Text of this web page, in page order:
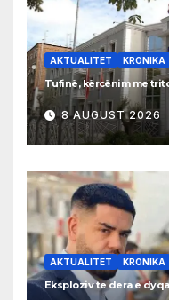
AKTUALITET KRONIKA
Tufinë, kërcënim me
8 AUGUST 2026
AKTUALITET KRONIKA
Eksploziv te dera e